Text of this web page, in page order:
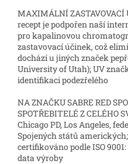
MAXIMÁLNÍ
recept je podpořen naší
pro kapalinovou
zastavovací účinek, což
dochází u jiných značek
University of Utah); UV
identifikaci podezřelého
NA ZNAČKU SABRE RED
SPOTŘEBITELÉ Z CELÉHO
Chicago PD, Los Angeles,
Spojených států
certifikováno podle ISO
data výroby